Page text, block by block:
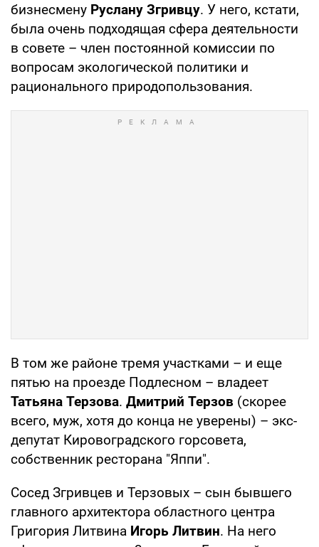
бизнесмену Руслану Згривцу. У него, кстати,
была очень подходящая сфера деятельности
в совете – член постоянной комиссии по
вопросам экологической политики и
рационального природопользования.
В том же районе тремя участками – и еще
пятью на проезде Подлесном – владеет
Татьяна Терзова. Дмитрий Терзов (скорее
всего, муж, хотя до конца не уверены) – экс-
депутат Кировоградского горсовета,
собственник ресторана "Яппи".
Сосед Згривцев и Терзовых – сын бывшего
главного архитектора областного центра
Григория Литвина Игорь Литвин. На него